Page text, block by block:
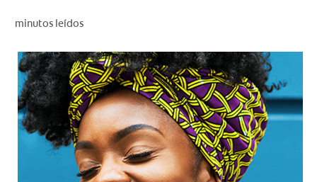
PARA PROFESIONALES
CL (ES)
SUSCRÍBASE
minutos leídos